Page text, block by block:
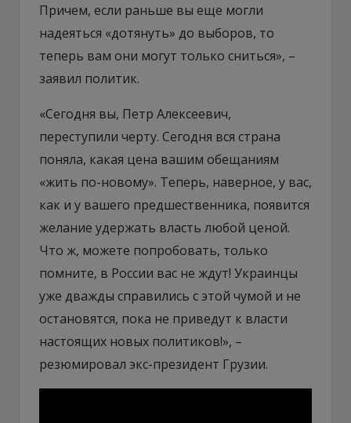
Причем, если раньше вы еще могли
надеяться «дотянуть» до выборов, то
теперь вам они могут только сниться», –
заявил политик.
«Сегодня вы, Петр Алексеевич,
переступили черту. Сегодня вся страна
поняла, какая цена вашим обещаниям
«жить по-новому». Теперь, наверное, у вас,
как и у вашего предшественника, появится
желание удержать власть любой ценой.
Что ж, можете попробовать, только
помните, в России вас не ждут! Украинцы
уже дважды справились с этой чумой и не
остановятся, пока не приведут к власти
настоящих новых политиков!», –
резюмировал экс-президент Грузии.